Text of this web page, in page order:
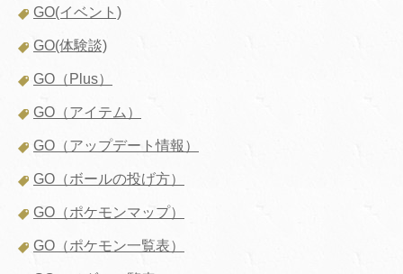
GO(イベント)
GO(体験談)
GO（Plus）
GO（アイテム）
GO（アップデート情報）
GO（ボールの投げ方）
GO（ポケモンマップ）
GO（ポケモン一覧表）